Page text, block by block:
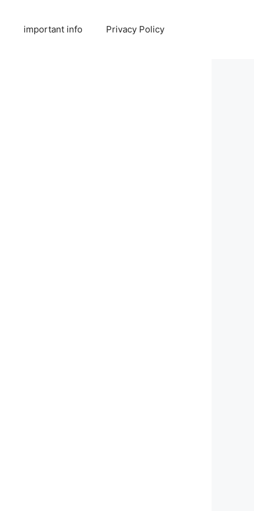
important info Privacy Policy